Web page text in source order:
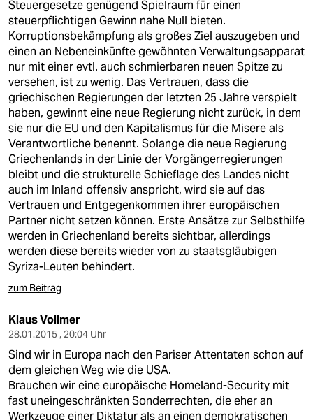
Steuergesetze genügend Spielraum für einen
steuerpflichtigen Gewinn nahe Null bieten.
Korruptionsbekämpfung als großes Ziel auszugeben und
einen an Nebeneinkünfte gewöhnten Verwaltungsapparat
nur mit einer evtl. auch schmierbaren neuen Spitze zu
versehen, ist zu wenig. Das Vertrauen, dass die
griechischen Regierungen der letzten 25 Jahre verspielt
haben, gewinnt eine neue Regierung nicht zurück, in dem
sie nur die EU und den Kapitalismus für die Misere als
Verantwortliche benennt. Solange die neue Regierung
Griechenlands in der Linie der Vorgängerregierungen
bleibt und die strukturelle Schieflage des Landes nicht
auch im Inland offensiv anspricht, wird sie auf das
Vertrauen und Entgegenkommen ihrer europäischen
Partner nicht setzen können. Erste Ansätze zur Selbsthilfe
werden in Griechenland bereits sichtbar, allerdings
werden diese bereits wieder von zu staatsgläubigen
Syriza-Leuten behindert.
zum Beitrag
Klaus Vollmer
28.01.2015 , 20:04 Uhr
Sind wir in Europa nach den Pariser Attentaten schon auf
dem gleichen Weg wie die USA.
Brauchen wir eine europäische Homeland-Security mit
fast uneingeschränkten Sonderrechten, die eher an
Werkzeuge einer Diktatur als an einen demokratischen